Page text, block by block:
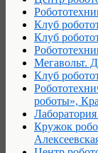
Клуб
Клуб
Мегавольт.
Клуб
роботы»,
Кружок